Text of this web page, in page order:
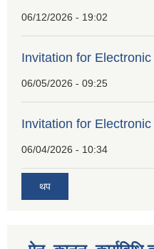
06/12/2026 - 19:02
Invitation for
06/05/2026 - 09:25
Invitation for
06/04/2026 - 10:34
थप